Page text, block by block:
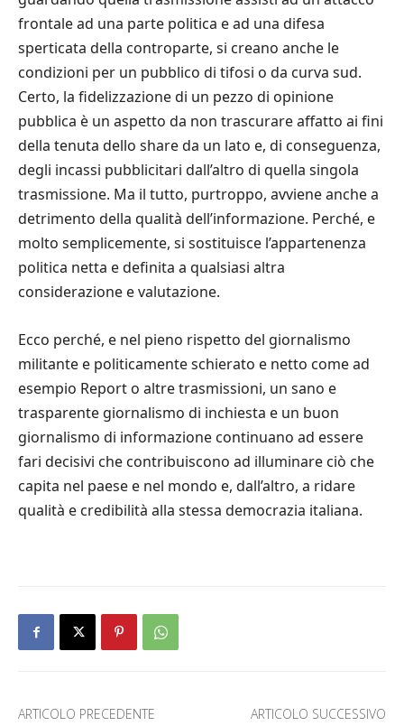
frontale ad una parte politica e ad una difesa
sperticata della controparte, si creano anche le
condizioni per un pubblico di tifosi o da curva sud.
Certo, la fidelizzazione di un pezzo di opinione
pubblica è un aspetto da non trascurare affatto ai fini
della tenuta dello share da un lato e, di conseguenza,
degli incassi pubblicitari dall’altro di quella singola
trasmissione. Ma il tutto, purtroppo, avviene anche a
detrimento della qualità dell’informazione. Perché, e
molto semplicemente, si sostituisce l’appartenenza
politica netta e definita a qualsiasi altra
considerazione e valutazione.
Ecco perché, e nel pieno rispetto del giornalismo
militante e politicamente schierato e netto come ad
esempio Report o altre trasmissioni, un sano e
trasparente giornalismo di inchiesta e un buon
giornalismo di informazione continuano ad essere
fari decisivi che contribuiscono ad illuminare ciò che
capita nel paese e nel mondo e, dall’altro, a ridare
qualità e credibilità alla stessa democrazia italiana.
ARTICOLO PRECEDENTE ARTICOLO SUCCESSIVO